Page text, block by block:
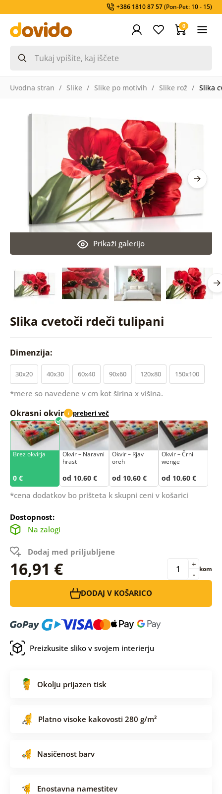
+386 1810 87 57(Pon-Pet: 10 - 15)
0
Uvodna stran Slike Slike po motivih Slike rož Slika
Slika cvetoči rdeči tulipani
Prikaži galerijo
Dimenzija:
30x20 40x30 60x40 90x60 120x80 150x100
*mere so navedene v cm kot širina x višina.
Okrasni okvir i preberi več
Brez okvirja
0 €
Okvir – Naravni
hrast
od 10,60 €
Okvir – Rjav
oreh
od 10,60 €
Okvir – Črni
wenge
od 10,60 €
*cena dodatkov bo prišteta k skupni ceni v košarici
Dostopnost:
Na zalogi
Dodaj med priljubljene
16,91 € -
+ kom
DODAJ V KOŠARICO
Preizkusite sliko v svojem interierju
Okolju prijazen tisk
Platno visoke kakovosti 280 g/m²
Nasičenost barv
Enostavna namestitev